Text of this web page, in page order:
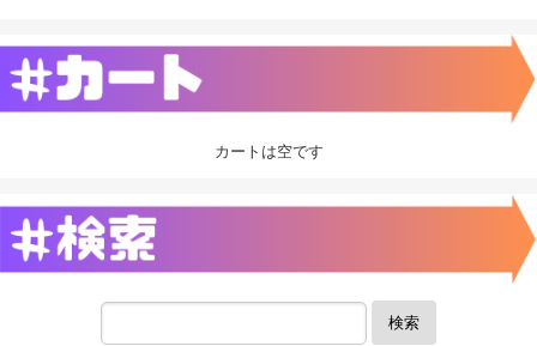
カートは空です
検索